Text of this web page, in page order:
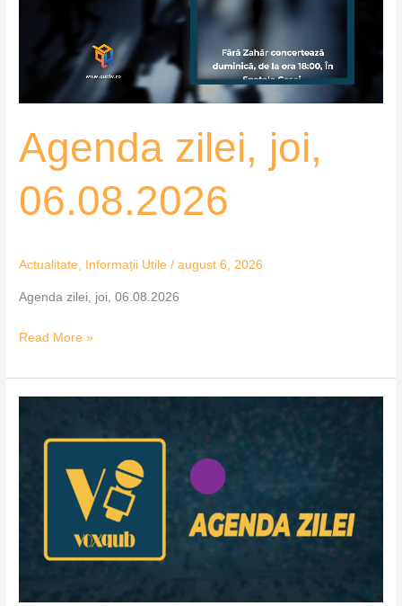
Agenda zilei, joi,
06.08.2026
Actualitate, Informații Utile /august 6, 2026
Agenda zilei, joi, 06.08.2026
Read More »
05.08.2026